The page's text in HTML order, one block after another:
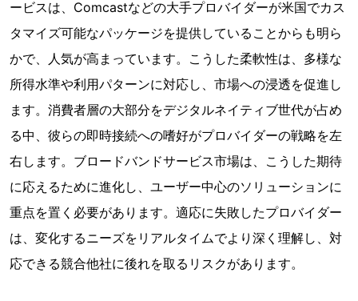
ービスは、Comcastなどの大手プロバイダーが米国でカス
タマイズ可能なパッケージを提供していることからも明ら
かで、人気が高まっています。こうした柔軟性は、多様な
所得水準や利用パターンに対応し、市場への浸透を促進し
ます。消費者層の大部分をデジタルネイティブ世代が占め
る中、彼らの即時接続への嗜好がプロバイダーの戦略を左
右します。ブロードバンドサービス市場は、こうした期待
に応えるために進化し、ユーザー中心のソリューションに
重点を置く必要があります。適応に失敗したプロバイダー
は、変化するニーズをリアルタイムでより深く理解し、対
応できる競合他社に後れを取るリスクがあります。